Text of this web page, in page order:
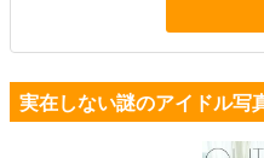
実在しない謎のアイドル写